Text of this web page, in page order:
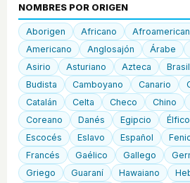
NOMBRES POR ORIGEN
Aborigen Africano
Americano
Anglosajón Árabe
Asirio
Asturiano Azteca
Budista
Camboyano Canario
Catalán
Celta Checo Chino
Coreano
Danés Egipcio Élfico
Escocés
Eslavo Español
Francés
Gaélico Gallego
Griego
Guaraní Hawaiano